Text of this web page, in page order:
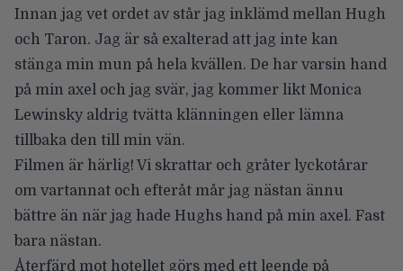
Innan jag vet ordet av står jag inklämd mellan Hugh
och Taron. Jag är så exalterad att jag inte kan
stänga min mun på hela kvällen. De har varsin hand
på min axel och jag svär, jag kommer likt Monica
Lewinsky aldrig tvätta klänningen eller lämna
tillbaka den till min vän.
Filmen är härlig! Vi skrattar och gråter lyckotårar
om vartannat och efteråt mår jag nästan ännu
bättre än när jag hade Hughs hand på min axel. Fast
bara nästan.
Återfärd mot hotellet görs med ett leende på